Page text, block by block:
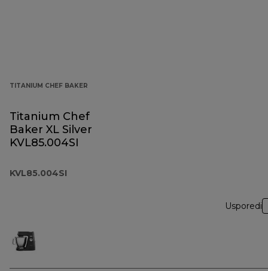
TITANIUM CHEF BAKER
Titanium Chef
Baker XL Silver
KVL85.004SI
KVL85.004SI
Usporedi